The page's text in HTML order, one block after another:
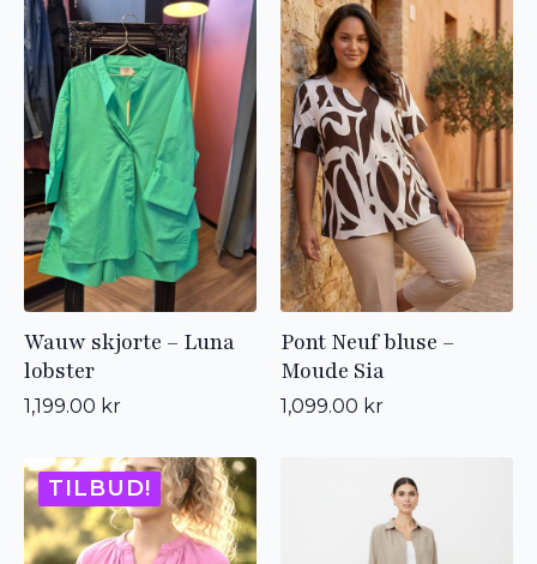
999.00 kr.
499.50 kr.
Wauw skjorte – Luna
lobster
1,199.00 kr
Pont Neuf bluse –
Moude Sia
1,099.00 kr
TILBUD!